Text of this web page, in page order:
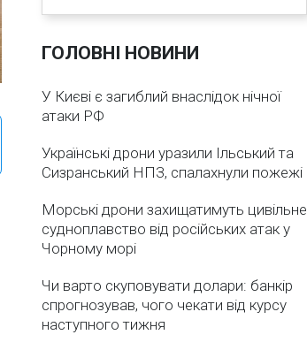
ГОЛОВНІ НОВИНИ
У Києві є загиблий внаслідок нічної
атаки РФ
Українські дрони уразили Ільський та
Сизранський НПЗ, спалахнули пожежі
Морські дрони захищатимуть цивільне
судноплавство від російських атак у
Чорному морі
Чи варто скуповувати долари: банкір
спрогнозував, чого чекати від курсу
наступного тижня